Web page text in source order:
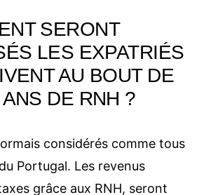
SERONT
LES EXPATRIÉS
AU BOUT DE
DE RNH ?
considérés comme tous
Portugal. Les revenus
grâce aux RNH, seront